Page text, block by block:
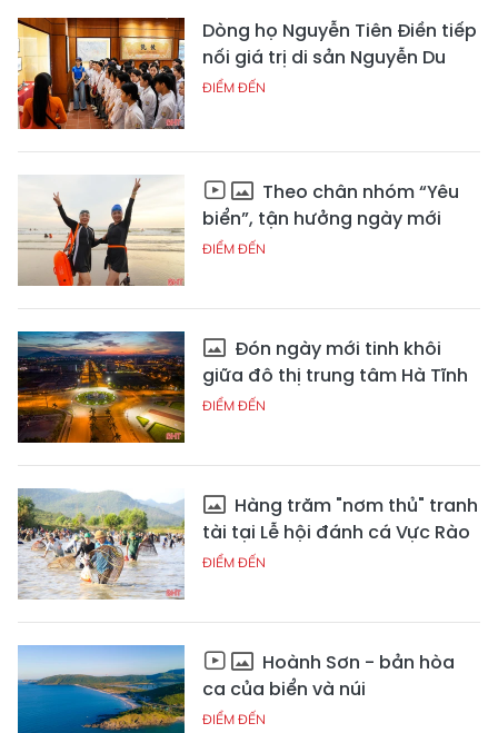
Dòng họ Nguyễn Tiên Điền tiếp
nối giá trị di sản Nguyễn Du
ĐIỂM ĐẾN
Theo chân nhóm “Yêu
biển”, tận hưởng ngày mới
ĐIỂM ĐẾN
Đón ngày mới tinh khôi
giữa đô thị trung tâm Hà Tĩnh
ĐIỂM ĐẾN
Hàng trăm "nơm thủ" tranh
tài tại Lễ hội đánh cá Vực Rào
ĐIỂM ĐẾN
Hoành Sơn - bản hòa
ca của biển và núi
ĐIỂM ĐẾN